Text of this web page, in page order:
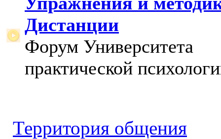
Дистанции
Форум Университета
практической
Территория общения